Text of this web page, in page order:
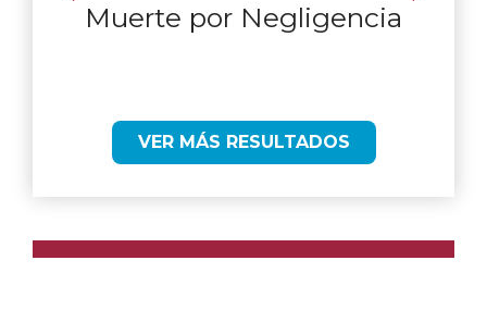
Muerte por Negligencia
VER MÁS RESULTADOS